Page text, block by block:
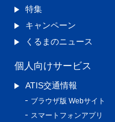
特集
キャンペーン
くるまのニュース
個人向けサービス
ATIS交通情報
ブラウザ版 Webサイト
スマートフォンアプリ